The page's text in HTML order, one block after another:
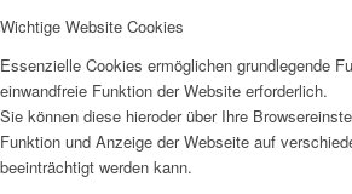
Wichtige Website Cookies
Essenzielle Cookies ermöglichen grundlegende
einwandfreie Funktion der Website erforderlich.
Sie können diese hieroder über Ihre
Funktion und Anzeige der Webseite auf
beeinträchtigt werden kann.